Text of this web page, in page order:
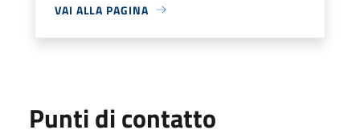
VAI ALLA PAGINA
Punti di contatto